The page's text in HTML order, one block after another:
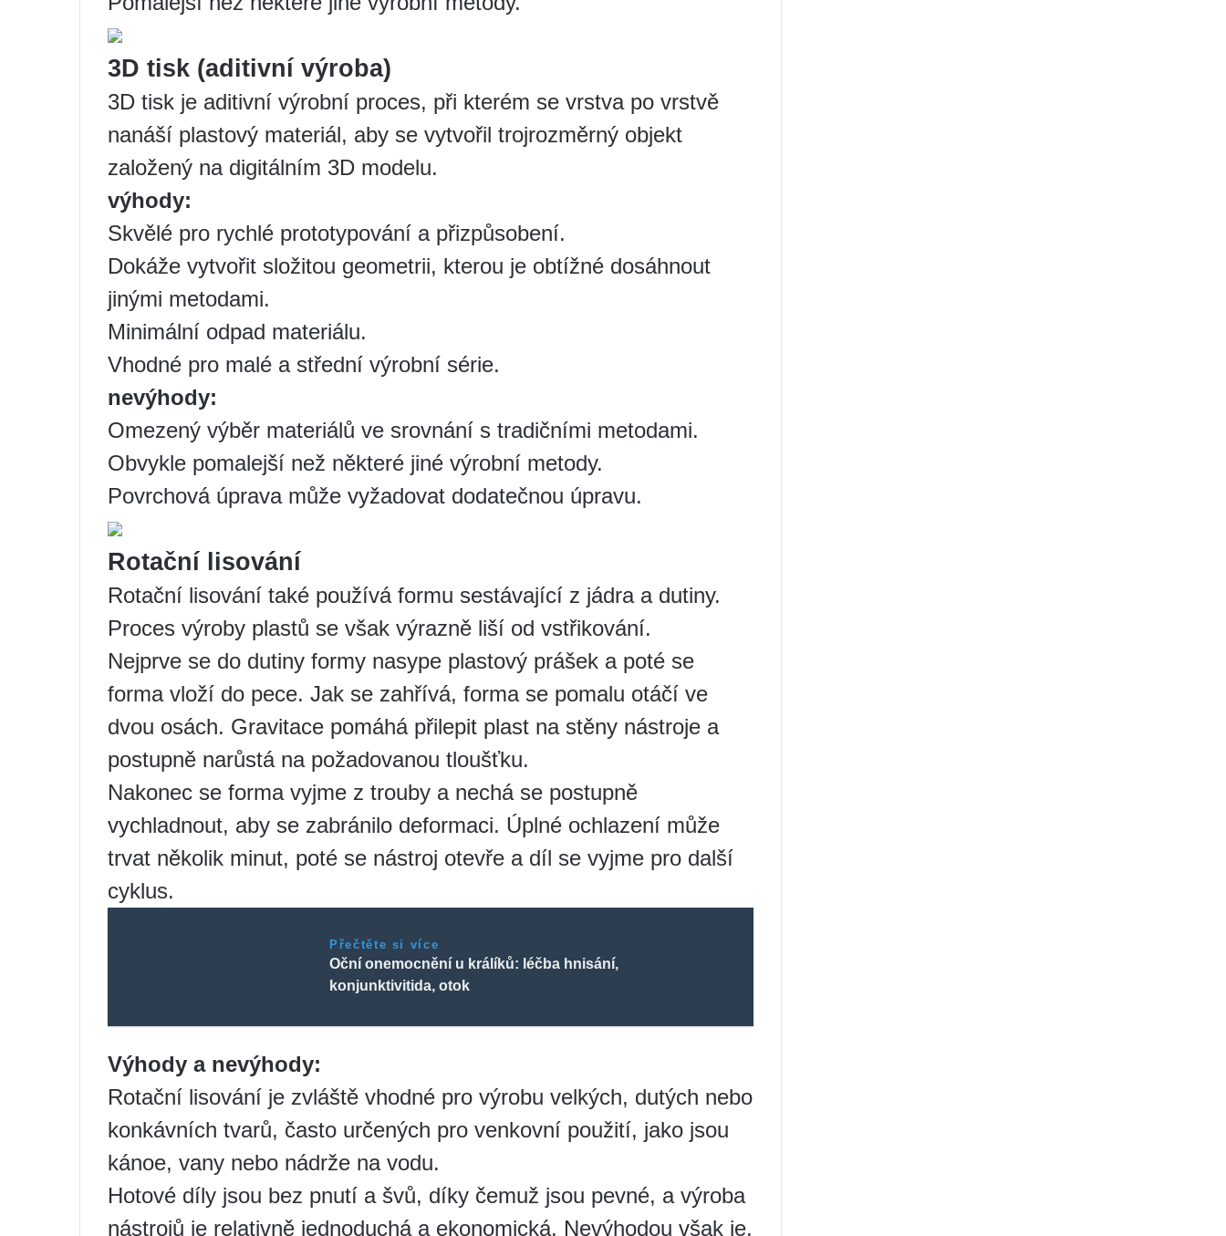
3D tisk (aditivní výroba)
3D tisk je aditivní výrobní proces, při kterém se vrstva po vrstvě
nanáší plastový materiál, aby se vytvořil trojrozměrný objekt
založený na digitálním 3D modelu.
výhody:
Skvělé pro rychlé prototypování a přizpůsobení.
Dokáže vytvořit složitou geometrii, kterou je obtížné dosáhnout
jinými metodami.
Minimální odpad materiálu.
Vhodné pro malé a střední výrobní série.
nevýhody:
Omezený výběr materiálů ve srovnání s tradičními metodami.
Obvykle pomalejší než některé jiné výrobní metody.
Povrchová úprava může vyžadovat dodatečnou úpravu.
Rotační lisování
Rotační lisování také používá formu sestávající z jádra a dutiny.
Proces výroby plastů se však výrazně liší od vstřikování.
Nejprve se do dutiny formy nasype plastový prášek a poté se
forma vloží do pece. Jak se zahřívá, forma se pomalu otáčí ve
dvou osách. Gravitace pomáhá přilepit plast na stěny nástroje a
postupně narůstá na požadovanou tloušťku.
Nakonec se forma vyjme z trouby a nechá se postupně
vychladnout, aby se zabránilo deformaci. Úplné ochlazení může
trvat několik minut, poté se nástroj otevře a díl se vyjme pro další
cyklus.
Přečtěte si více
Oční onemocnění u králíků: léčba hnisání,
konjunktivitida, otok
Výhody a nevýhody:
Rotační lisování je zvláště vhodné pro výrobu velkých, dutých nebo
konkávních tvarů, často určených pro venkovní použití, jako jsou
kánoe, vany nebo nádrže na vodu.
Hotové díly jsou bez pnutí a švů, díky čemuž jsou pevné, a výroba
nástrojů je relativně jednoduchá a ekonomická. Nevýhodou však je,